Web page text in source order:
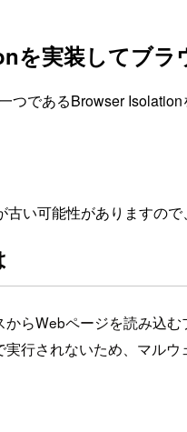
実装してブラ
であるBrowser
い可能性がありますので
らWebページを読み込
行されないため、マル